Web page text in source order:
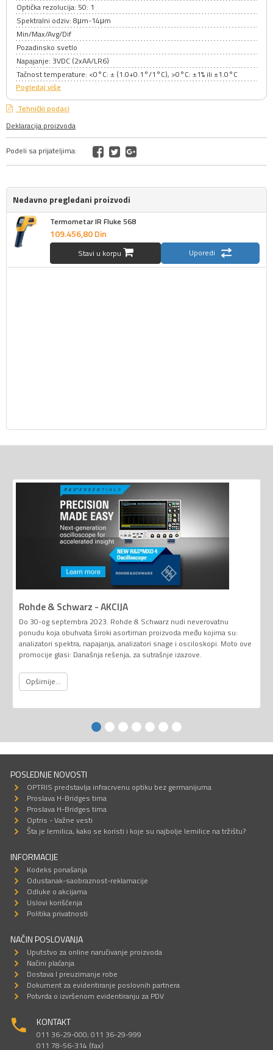
Optička rezolucija: 50: 1
Spektralni odziv: 8μm-14μm
Min/Max/Avg/Dif
Pozadinsko svetlo
Napajanje: 3VDC (2xAA/LR6)
Tačnost temperature: <0°C: ± (1.0+0.1°/1°C), >0°C: ±1% ili ±1.0°C
Pogledaj više
Tehnički podaci
Deklaracija proizvoda
Podeli sa prijateljima:
Nedavno pregledani proizvodi
Termometar IR Fluke 568
109.456,80Din
Stavi u korpu Uporedi
Rohde & Schwarz - AKCIJA
Do 30-og septembra 2023. Rohde & Schwarz nudi neverovatnu
ponudu koja obuhvata široki asortiman proizvoda među kojima su:
analizatori spektra, napajanja, analizatori snage i osciloskopi. Moto ove
promocije glasi: Današnja rešenja, za sutrašnje izazove.
Opširnije...
POSLEDNJE NOVOSTI
OPTRIS predstavlja infracrvenu optiku bez germanijuma
Proslava H-Bridges tima
Proslava H-Bridges tima
Optris - Važne vesti
Šta je lemilica, kako se koristi i koje su najbolje lemilice na tržištu?
INFORMACIJE
Kodeks ponašanja
Odustanak-saobraznost-reklamacije
Odluke o akcijama
Uslovi korišćenja
Politika privatnosti
NAČIN POSLOVANJA
Uputstvo za online naručivanje proizvoda
Načini plaćanja
Dostava I preuzimanje robe
Dokument za evidentiranje poslovnih partnera
Potvrda o izvršenom evidentiranju za PDV
KONTAKT
011 36-29-000; 011 36-29-999
011 78-56-314 (fax)